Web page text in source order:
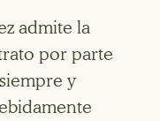
admite la
por parte
y